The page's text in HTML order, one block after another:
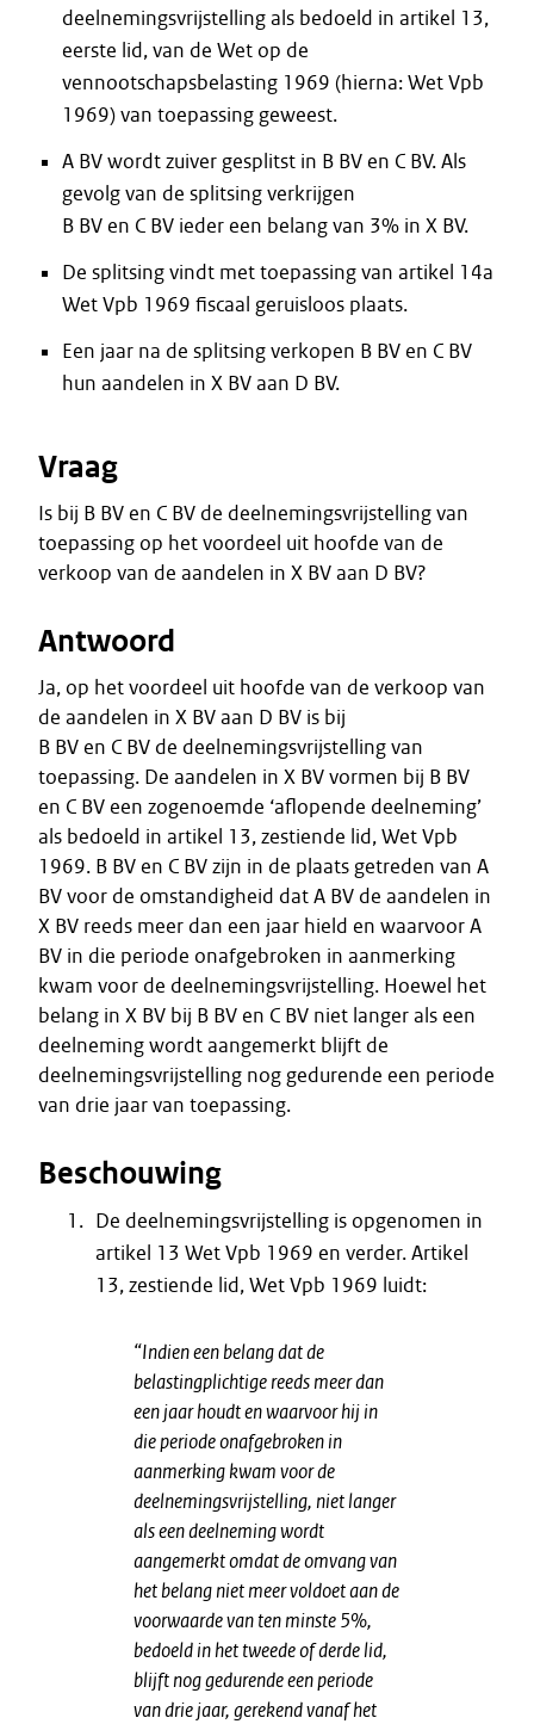
deelnemingsvrijstelling als bedoeld in artikel 13,
eerste lid, van de Wet op de
vennootschapsbelasting 1969 (hierna: Wet Vpb
1969) van toepassing geweest.
A BV wordt zuiver gesplitst in B BV en C BV. Als
gevolg van de splitsing verkrijgen
B BV en C BV ieder een belang van 3% in X BV.
De splitsing vindt met toepassing van artikel 14a
Wet Vpb 1969 fiscaal geruisloos plaats.
Een jaar na de splitsing verkopen B BV en C BV
hun aandelen in X BV aan D BV.
Vraag
Is bij B BV en C BV de deelnemingsvrijstelling van
toepassing op het voordeel uit hoofde van de
verkoop van de aandelen in X BV aan D BV?
Antwoord
Ja, op het voordeel uit hoofde van de verkoop van
de aandelen in X BV aan D BV is bij
B BV en C BV de deelnemingsvrijstelling van
toepassing. De aandelen in X BV vormen bij B BV
en C BV een zogenoemde ‘aflopende deelneming’
als bedoeld in artikel 13, zestiende lid, Wet Vpb
1969. B BV en C BV zijn in de plaats getreden van A
BV voor de omstandigheid dat A BV de aandelen in
X BV reeds meer dan een jaar hield en waarvoor A
BV in die periode onafgebroken in aanmerking
kwam voor de deelnemingsvrijstelling. Hoewel het
belang in X BV bij B BV en C BV niet langer als een
deelneming wordt aangemerkt blijft de
deelnemingsvrijstelling nog gedurende een periode
van drie jaar van toepassing.
Beschouwing
De deelnemingsvrijstelling is opgenomen in
artikel 13 Wet Vpb 1969 en verder. Artikel
13, zestiende lid, Wet Vpb 1969 luidt:
“Indien een belang dat de
belastingplichtige reeds meer dan
een jaar houdt en waarvoor hij in
die periode onafgebroken in
aanmerking kwam voor de
deelnemingsvrijstelling, niet langer
als een deelneming wordt
aangemerkt omdat de omvang van
het belang niet meer voldoet aan de
voorwaarde van ten minste 5%,
bedoeld in het tweede of derde lid,
blijft nog gedurende een periode
van drie jaar, gerekend vanaf het